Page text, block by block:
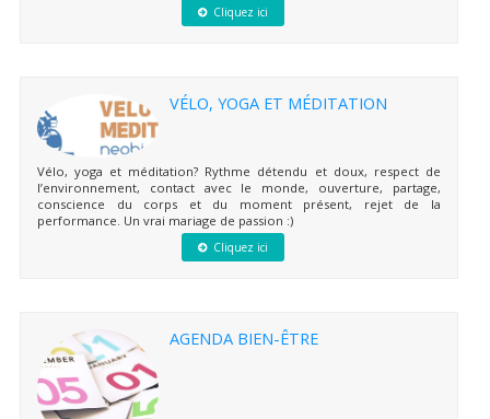
Cliquez ici
VÉLO, YOGA ET MÉDITATION
Vélo, yoga et méditation? Rythme détendu et doux, respect de
l’environnement, contact avec le monde, ouverture, partage,
conscience du corps et du moment présent, rejet de la
performance. Un vrai mariage de passion :)
Cliquez ici
AGENDA BIEN-ÊTRE